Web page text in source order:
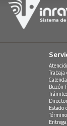
Trabaja
Buzón
Estado